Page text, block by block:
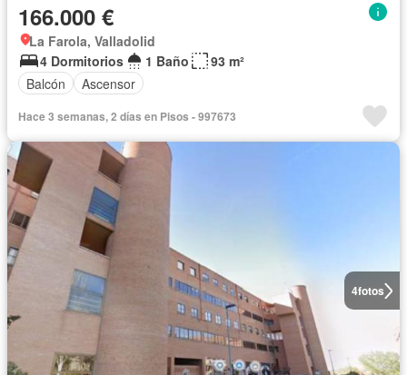
166.000 €
La Farola, Valladolid
4 Dormitorios
1 Baño
93 m²
Balcón
Ascensor
Hace 3 semanas, 2 días en Pisos - 997673
4fotos